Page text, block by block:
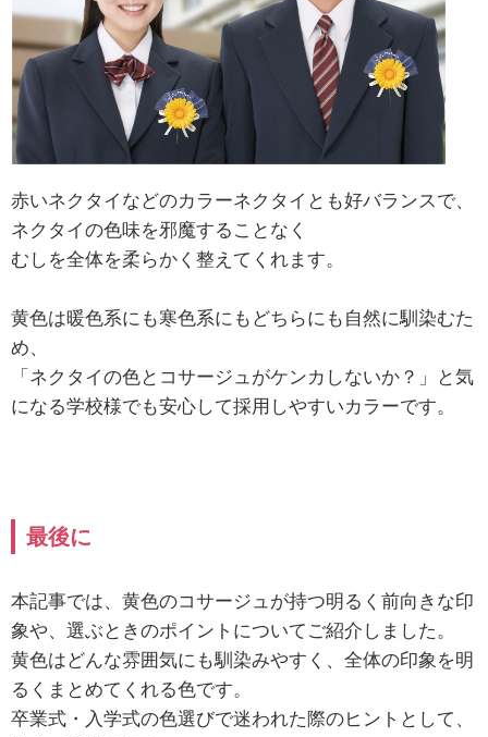
赤いネクタイなどのカラーネクタイとも好バランスで、
ネクタイの色味を邪魔することなく
むしを全体を柔らかく整えてくれます。
黄色は暖色系にも寒色系にもどちらにも自然に馴染むた
め、
「ネクタイの色とコサージュがケンカしないか？」と気
になる学校様でも安心して採用しやすいカラーです。
最後に
本記事では、黄色のコサージュが持つ明るく前向きな印
象や、選ぶときのポイントについてご紹介しました。
黄色はどんな雰囲気にも馴染みやすく、全体の印象を明
るくまとめてくれる色です。
卒業式・入学式の色選びで迷われた際のヒントとして、